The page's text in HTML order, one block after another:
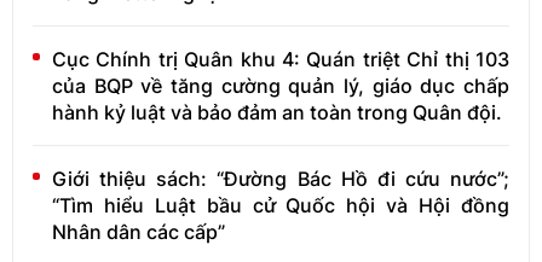
Cục Chính trị Quân khu 4: Quán triệt Chỉ thị 103
của BQP về tăng cường quản lý, giáo dục chấp
hành kỷ luật và bảo đảm an toàn trong Quân đội.
Giới thiệu sách: “Đường Bác Hồ đi cứu nước”;
“Tìm hiểu Luật bầu cử Quốc hội và Hội đồng
Nhân dân các cấp”